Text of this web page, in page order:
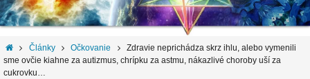
Články Očkovanie
Zdravie neprichádza skrz ihlu, alebo vymenili
sme ovčie kiahne za autizmus, chrípku za astmu, nákazlivé choroby uší za
cukrovku…